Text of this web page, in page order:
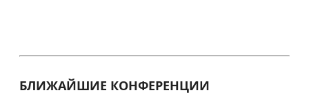
БЛИЖАЙШИЕ КОНФЕРЕНЦИИ